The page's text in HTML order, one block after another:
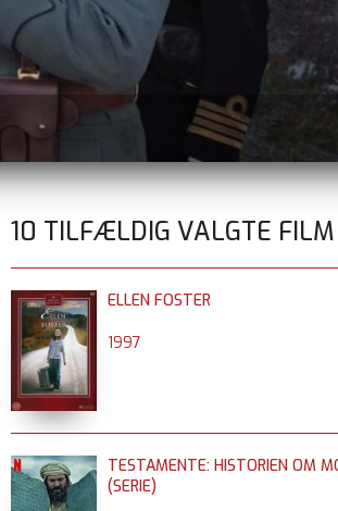
10 TILFÆLDIG VALGTE FILM
ELLEN FOSTER
1997
TESTAMENTE: HISTORIEN OM
(SERIE)